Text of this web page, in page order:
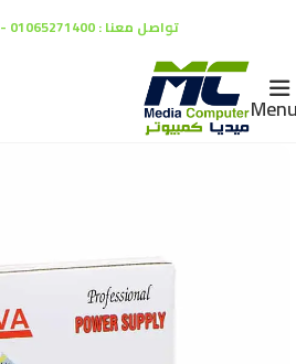
تواصل معنا : 01065271400 - 0862324075